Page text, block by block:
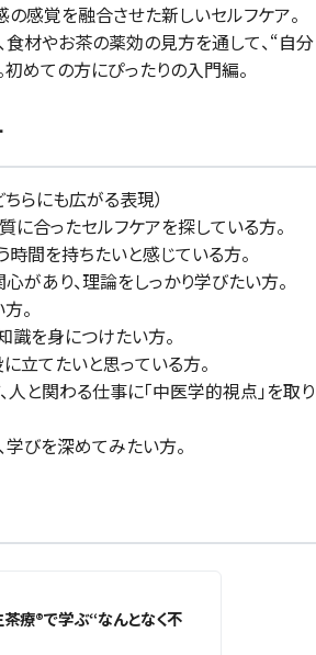
の感覚を融合させた新しいセルフケア。
材やお茶の薬効の見方を通して、“自分
めての方にぴったりの入門編。
らにも広がる表現）
に合ったセルフケアを探している方。
時間を持ちたいと感じている方。
があり、理論をしっかり学びたい方。
。
識を身につけたい方。
立てたいと思っている方。
人と関わる仕事に「中医学的視点」を取り
びを深めてみたい方。
療®で学ぶ“なんとなく不